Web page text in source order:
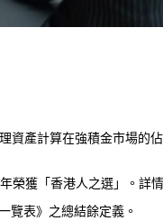
資產計算在強積金市場
榮獲「香港人之選」。詳
覽表》之總結餘定義。